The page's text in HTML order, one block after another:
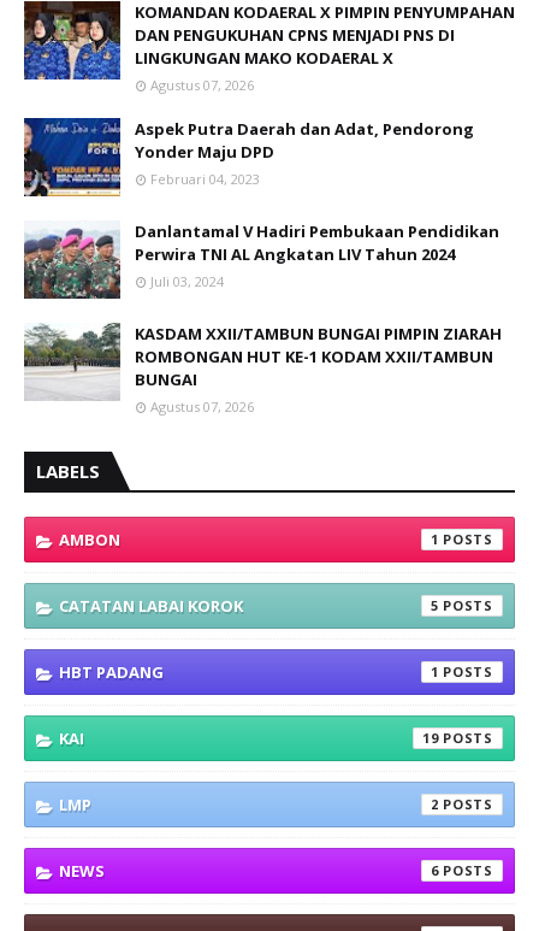
KOMANDAN KODAERAL X PIMPIN PENYUMPAHAN
DAN PENGUKUHAN CPNS MENJADI PNS DI
LINGKUNGAN MAKO KODAERAL X
Agustus 07, 2026
Aspek Putra Daerah dan Adat, Pendorong
Yonder Maju DPD
Februari 04, 2023
Danlantamal V Hadiri Pembukaan Pendidikan
Perwira TNI AL Angkatan LIV Tahun 2024
Juli 03, 2024
KASDAM XXII/TAMBUN BUNGAI PIMPIN ZIARAH
ROMBONGAN HUT KE-1 KODAM XXII/TAMBUN
BUNGAI
Agustus 07, 2026
LABELS
AMBON 1
CATATAN LABAI KOROK 5
HBT PADANG 1
KAI 19
LMP 2
NEWS 6